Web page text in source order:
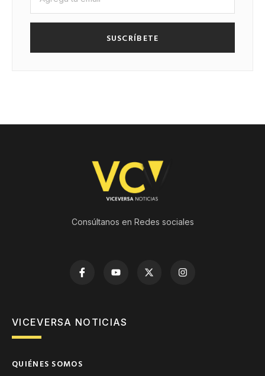
SUSCRÍBETE
Consúltanos en Redes sociales
VICEVERSA NOTICIAS
QUIÉNES SOMOS